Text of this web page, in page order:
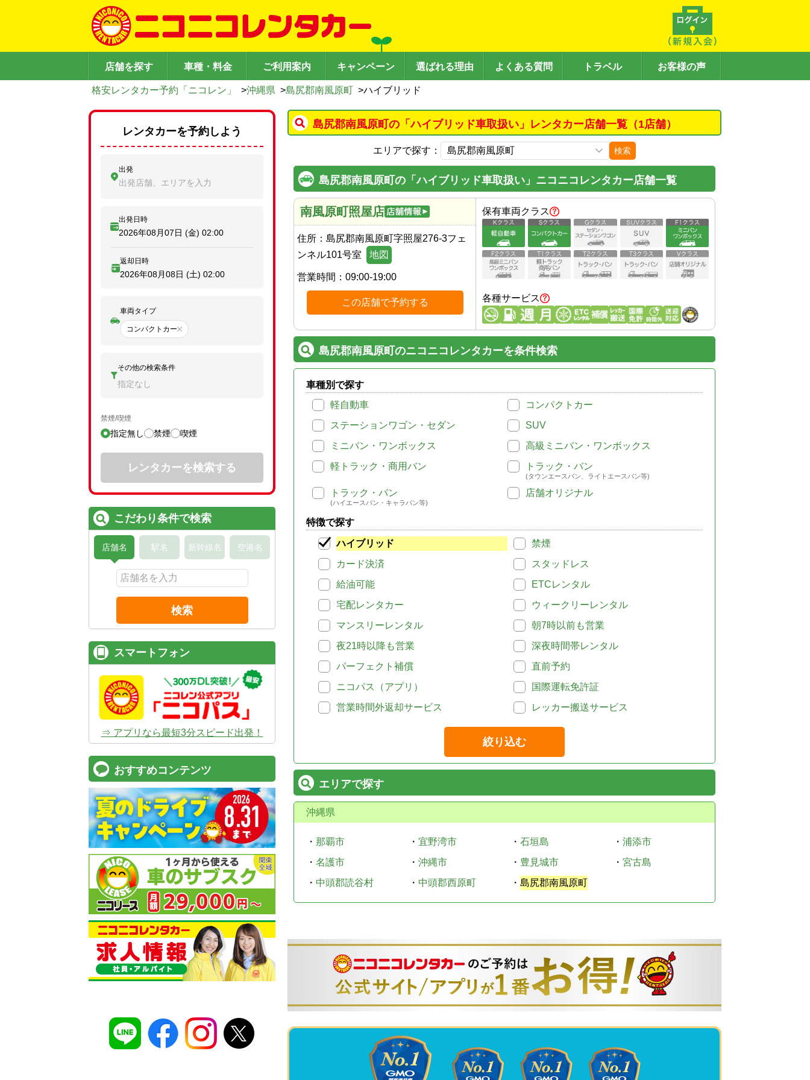
店舗を探す 車種・料金 ご利用案内 キャンペーン 選ばれる理由 よくある質問 トラベル お客様の声
格安レンタカー予約「ニコレン」 >沖縄県 >島尻郡南風原町 >ハイブリッド
島尻郡南風原町の「ハイブリッド車取扱い」レンタカー店舗一覧（1店舗）
エリアで探す： 検索
島尻郡南風原町の「ハイブリッド車取扱い」ニコニコレンタカー店舗一覧
南風原町照屋店
住所： 島尻郡南風原町字照屋276-3フェ
ンネル101号室
地図
営業時間： 09:00-19:00
この店舗で予約する
保有車両クラス
各種サービス
島尻郡南風原町のニコニコレンタカーを条件検索
車種別で探す
軽自動車
コンパクトカー
ステーションワゴン・セダン
SUV
ミニバン・ワンボックス
高級ミニバン・ワンボックス
軽トラック・商用バン
トラック・バン
(タウンエースバン、ライトエースバン等)
トラック・バン
(ハイエースバン・キャラバン等)
店舗オリジナル
特徴で探す
ハイブリッド
禁煙
カード決済
スタッドレス
給油可能
ETCレンタル
宅配レンタカー
ウィークリーレンタル
マンスリーレンタル
朝7時以前も営業
夜21時以降も営業
深夜時間帯レンタル
パーフェクト補償
直前予約
ニコパス（アプリ）
国際運転免許証
営業時間外返却サービス
レッカー搬送サービス
絞り込む
エリアで探す
沖縄県
・ 那覇市 ・ 宜野湾市 ・ 石垣島 ・ 浦添市
・ 名護市 ・ 沖縄市 ・ 豊見城市 ・ 宮古島
・ 中頭郡読谷村 ・ 中頭郡西原町 ・ 島尻郡南風原町
レンタカーを予約しよう
出発
出発店舗、エリアを入力
出発日時
2026年08月07日 (金) 02:00
返却日時
2026年08月08日 (土) 02:00
車両タイプ
コンパクトカー
その他の検索条件
指定なし
禁煙/喫煙
指定無し 禁煙 喫煙
レンタカーを検索する
こだわり条件で検索
店舗名 駅名 新幹線名 空港名
検索
スマートフォン
⇒ アプリなら最短3分スピード出発！
おすすめコンテンツ